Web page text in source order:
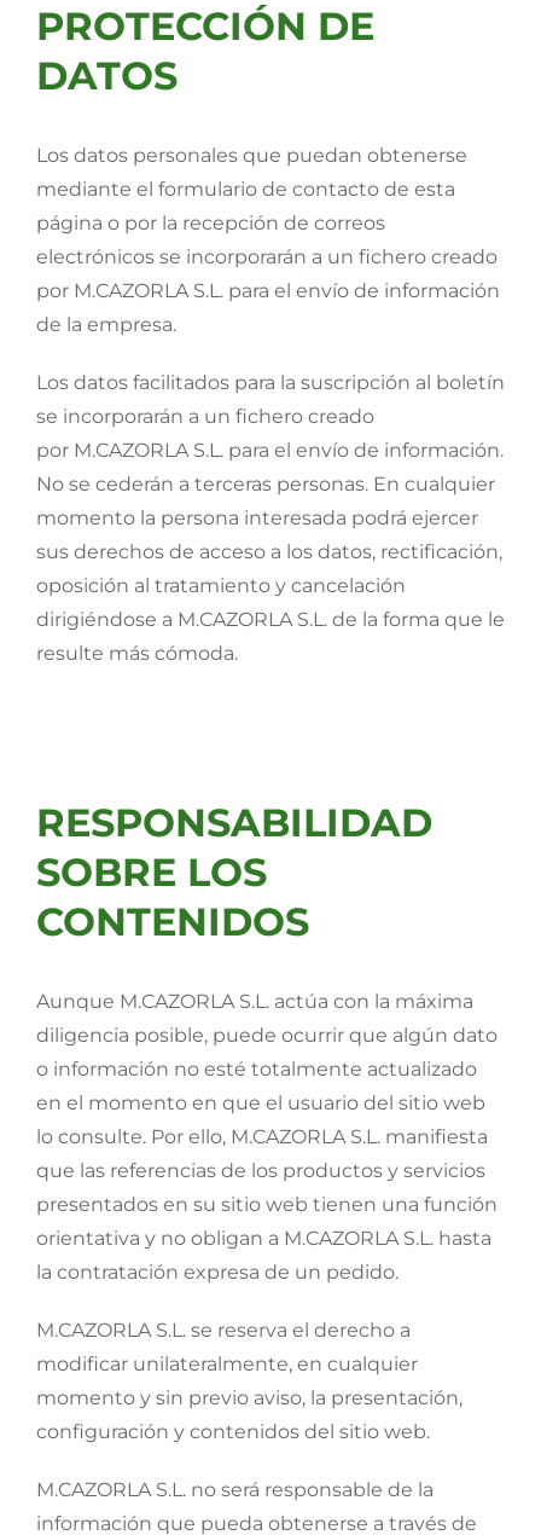
PROTECCIÓN DE
DATOS
Los datos personales que puedan obtenerse
mediante el formulario de contacto de esta
página o por la recepción de correos
electrónicos se incorporarán a un fichero creado
por M.CAZORLA S.L. para el envío de información
de la empresa.
Los datos facilitados para la suscripción al boletín
se incorporarán a un fichero creado
por M.CAZORLA S.L. para el envío de información.
No se cederán a terceras personas. En cualquier
momento la persona interesada podrá ejercer
sus derechos de acceso a los datos, rectificación,
oposición al tratamiento y cancelación
dirigiéndose a M.CAZORLA S.L. de la forma que le
resulte más cómoda.
RESPONSABILIDAD
SOBRE LOS
CONTENIDOS
Aunque M.CAZORLA S.L. actúa con la máxima
diligencia posible, puede ocurrir que algún dato
o información no esté totalmente actualizado
en el momento en que el usuario del sitio web
lo consulte. Por ello, M.CAZORLA S.L. manifiesta
que las referencias de los productos y servicios
presentados en su sitio web tienen una función
orientativa y no obligan a M.CAZORLA S.L. hasta
la contratación expresa de un pedido.
M.CAZORLA S.L. se reserva el derecho a
modificar unilateralmente, en cualquier
momento y sin previo aviso, la presentación,
configuración y contenidos del sitio web.
M.CAZORLA S.L. no será responsable de la
información que pueda obtenerse a través de